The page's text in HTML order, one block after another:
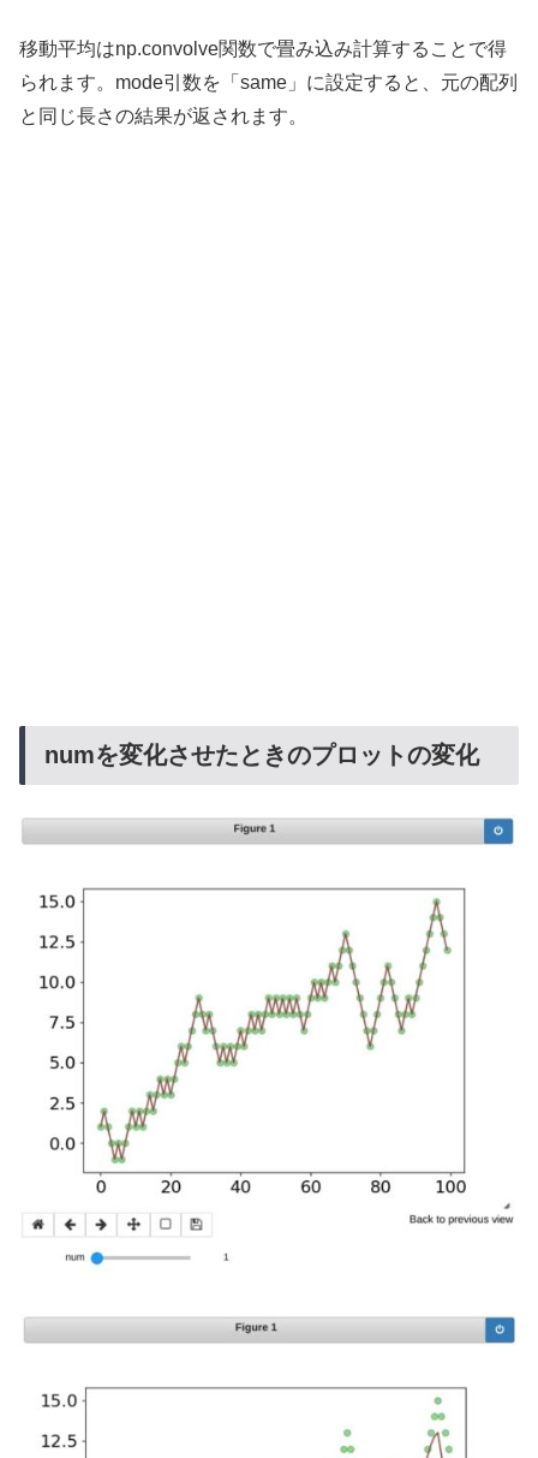
移動平均はnp.convolve関数で畳み込み計算することで得
られます。mode引数を「same」に設定すると、元の配列
と同じ長さの結果が返されます。
numを変化させたときのプロットの変化